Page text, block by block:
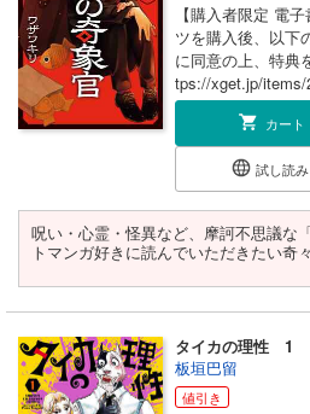
【購入者限定 電子書籍
ツを購入後、以下
に同意の上、特典
tps://xget.jp/items/2716</
「奇象現象」を食
など、この世に起
象」。それらによ
に、「奇象官」と
日も仕事が舞い込
カート
試し読み
呪い・心霊・怪異など、摩訶不思議な
トマンガ好きに読んでいただきたい奇
タイカの理性 1
板垣巴留
値引き